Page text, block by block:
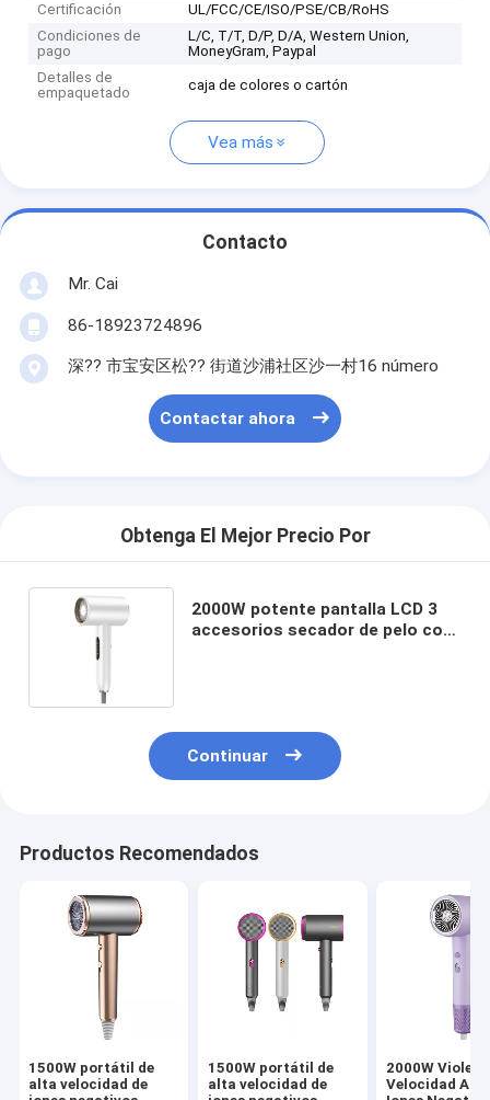
Certificación
UL/FCC/CE/ISO/PSE/CB/RoHS
Condiciones de
pago
L/C, T/T, D/P, D/A, Western Union,
MoneyGram, Paypal
Detalles de
empaquetado
caja de colores o cartón
Vea más
Contacto
Mr. Cai
86-18923724896
深?? 市宝安区松?? 街道沙浦社区沙一村16 número
Contactar ahora
Obtenga El Mejor Precio Por
2000W potente pantalla LCD 3
accesorios secador de pelo con
Continuar
Productos Recomendados
1500W portátil de
alta velocidad de
1500W portátil de
alta velocidad de
2000W
Velocidad